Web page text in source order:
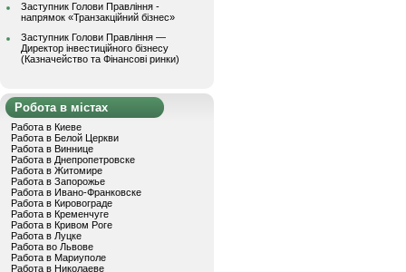
Заступник Голови Правління -
напрямок «Транзакційний бізнес»
Заступник Голови Правління —
Директор інвестиційного бізнесу
(Казначейство та Фінансові ринки)
Робота в містах
Работа в Киеве
Работа в Белой Церкви
Работа в Виннице
Работа в Днепропетровске
Работа в Житомире
Работа в Запорожье
Работа в Ивано-Франковске
Работа в Кировограде
Работа в Кременчуге
Работа в Кривом Роге
Работа в Луцке
Работа во Львове
Работа в Мариуполе
Работа в Николаеве